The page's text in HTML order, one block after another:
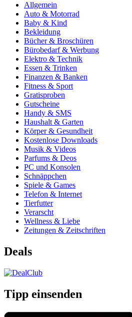
Allgemein
Auto & Motorrad
Baby & Kind
Bekleidung
Bücher & Broschüren
Bürobedarf & Werbung
Elektro & Technik
Essen & Trinken
Finanzen & Banken
Fitness & Sport
Gratisproben
Gutscheine
Handy & SMS
Haushalt & Garten
Körper & Gesundheit
Kostenlose Downloads
Musik & Videos
Parfums & Deos
PC und Konsolen
Schnäppchen
Spiele & Games
Telefon & Internet
Tierfutter
Verarscht
Wellness & Liebe
Zeitungen & Zeitschriften
Deals
Tipp einsenden